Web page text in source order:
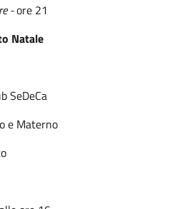
-ore 21
Natale
SeDeCa
e Materno